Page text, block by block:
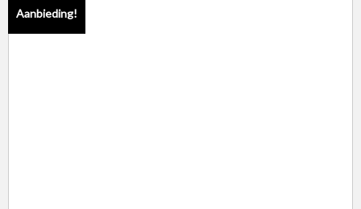
Aanbieding!